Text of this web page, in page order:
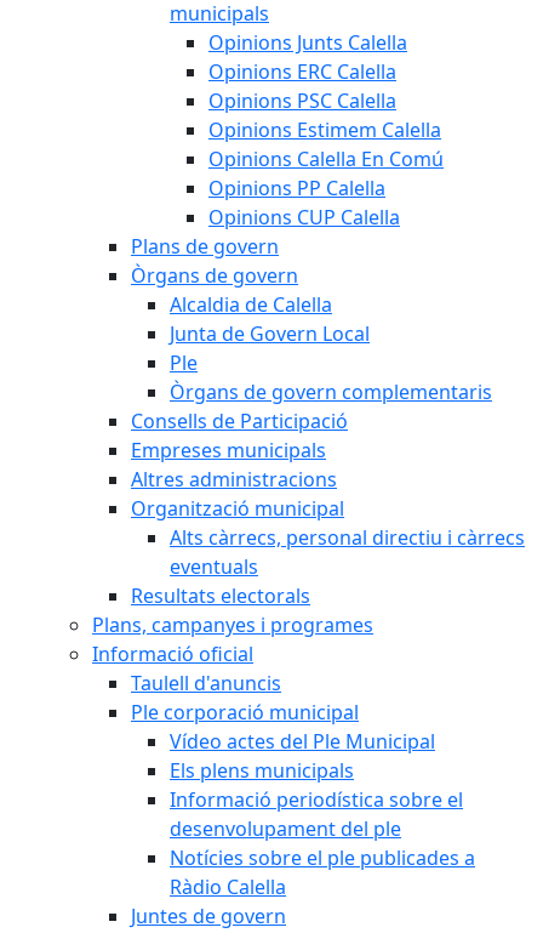
municipals
Opinions Junts Calella
Opinions ERC Calella
Opinions PSC Calella
Opinions Estimem Calella
Opinions Calella En Comú
Opinions PP Calella
Opinions CUP Calella
Plans de govern
Òrgans de govern
Alcaldia de Calella
Junta de Govern Local
Ple
Òrgans de govern complementaris
Consells de Participació
Empreses municipals
Altres administracions
Organització municipal
Alts càrrecs, personal directiu i càrrecs
eventuals
Resultats electorals
Plans, campanyes i programes
Informació oficial
Taulell d'anuncis
Ple corporació municipal
Vídeo actes del Ple Municipal
Els plens municipals
Informació periodística sobre el
desenvolupament del ple
Notícies sobre el ple publicades a
Ràdio Calella
Juntes de govern